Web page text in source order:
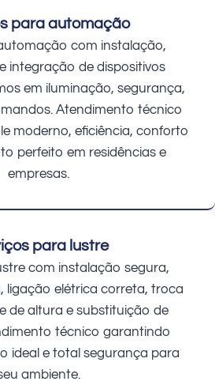
para automação
com instalação,
integração de dispositivos
em iluminação, segurança,
Atendimento técnico
moderno, eficiência, conforto
perfeito em residências e
empresas.
para lustre
com instalação segura,
ligação elétrica correta, troca
de altura e substituição de
técnico garantindo
ideal e total segurança para
ambiente.